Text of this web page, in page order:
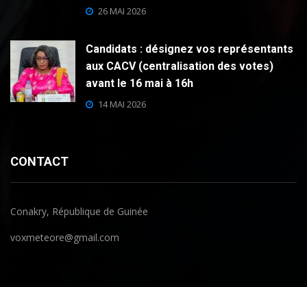
26 MAI 2026
Candidats : désignez vos représentants
aux CACV (centralisation des votes)
avant le 16 mai à 16h
14 MAI 2026
CONTACT
Conakry, République de Guinée
voxmeteore@gmail.com